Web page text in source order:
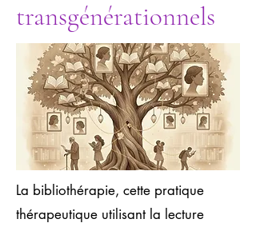
transgénérationnels
La bibliothérapie, cette pratique
thérapeutique utilisant la lecture